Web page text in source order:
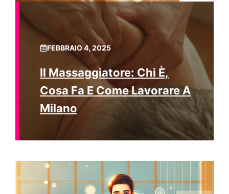
FEBBRAIO 4, 2025
Il Massaggiatore: Chi È,
Cosa Fa E Come Lavorare A
Milano